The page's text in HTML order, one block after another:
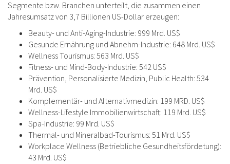
Segmente bzw. Branchen unterteilt, die zusammen einen
Jahresumsatz von 3,7 Billionen US-Dollar erzeugen:
Beauty- und Anti-Aging-Industrie: 999 Mrd. US$
Gesunde Ernährung und Abnehm-Industrie: 648 Mrd. US$
Wellness Tourismus: 563 Mrd. US$
Fitness- und Mind-Body-Industrie: 542 US$
Prävention, Personalisierte Medizin, Public Health: 534
Mrd. US$
Komplementär- und Alternativmedizin: 199 MRD. US$
Wellness-Lifestyle Immobilienwirtschaft: 119 Mrd. US$
Spa-Industrie: 99 Mrd. US$
Thermal- und Mineralbad-Tourismus: 51 Mrd. US$
Workplace Wellness (Betriebliche Gesundheitsfördetung):
43 Mrd. US$